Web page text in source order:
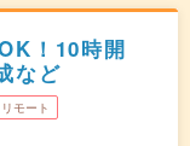
！10時開
など
モート